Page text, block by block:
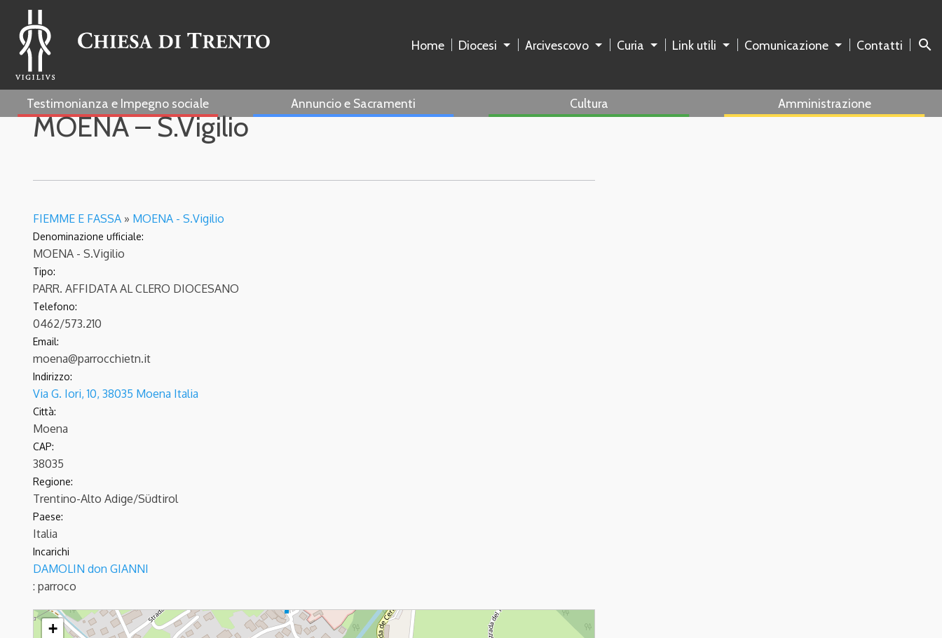
Home Diocesi Arcivescovo Curia Link utili Comunicazione Contatti search
Testimonianza e Impegno sociale Annuncio e Sacramenti Cultura Amministrazione
MOENA – S.Vigilio
FIEMME E FASSA » MOENA - S.Vigilio
Denominazione ufficiale:
MOENA - S.Vigilio
Tipo:
PARR. AFFIDATA AL CLERO DIOCESANO
Telefono:
0462/573.210
Email:
moena@parrocchietn.it
Indirizzo:
Via G. Iori, 10, 38035 Moena Italia
Città:
Moena
CAP:
38035
Regione:
Trentino-Alto Adige/Südtirol
Paese:
Italia
Incarichi
DAMOLIN don GIANNI
: parroco
MOENA - S.Vigilio
+